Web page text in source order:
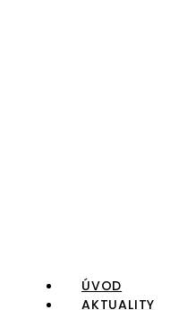
ÚVOD
AKTUALITY